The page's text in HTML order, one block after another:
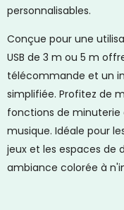
personnalisables.
Conçue pour une
USB de 3 m ou 5 m
télécommande et un
simplifiée. Profitez de
fonctions de
musique. Idéale pour
jeux et les espaces de
ambiance colorée à